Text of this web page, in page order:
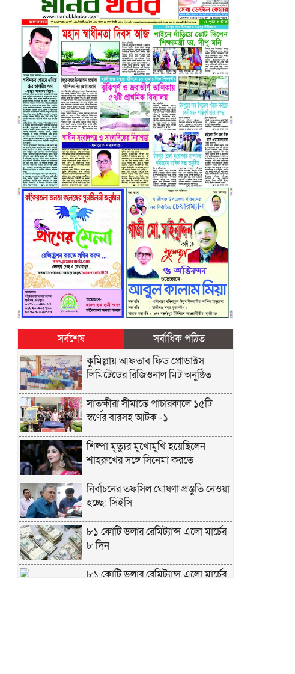
সর্বশেষ
সর্বাধিক পঠিত
কুমিল্লায় আফতাব ফিড প্রোডাক্টস
লিমিটেডের রিজিওনাল মিট অনুষ্ঠিত
সাতক্ষীরা সীমান্তে পাচারকালে ১৫টি
স্বর্ণের বারসহ আটক -১
শিল্পা মৃত্যুর মুখোমুখি হয়েছিলেন
শাহরুখের সঙ্গে সিনেমা করতে
নির্বাচনের তফসিল ঘোষণা প্রস্তুতি নেওয়া
হচ্ছে: সিইসি
৮১ কোটি ডলার রেমিট্যান্স এলো মার্চের
৮ দিন
৮১ কোটি ডলার রেমিট্যান্স এলো মার্চের